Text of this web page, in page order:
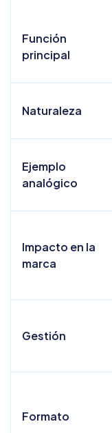
Función
principal
Naturaleza
Ejemplo
analógico
Impacto en la
marca
Gestión
Formato